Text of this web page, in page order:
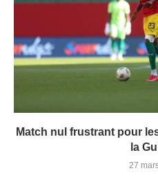
Match nul frustrant pour
la
27